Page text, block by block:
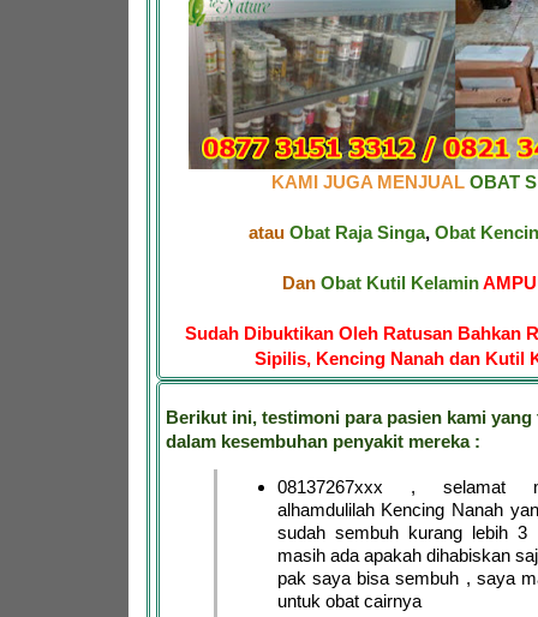
KAMI JUGA MENJUAL OBAT
atau Obat Raja Singa, Obat
Dan Obat Kutil Kelamin
Sudah Dibuktikan Oleh Ratusan Bahkan
Sipilis, Kencing Nanah dan Kutil
Berikut ini, testimoni para pasien kami yang
dalam kesembuhan penyakit mereka :
08137267xxx , selamat
alhamdulilah Kencing Nanah
sudah sembuh kurang lebih 3
masih ada apakah dihabiskan
pak saya bisa sembuh , saya
untuk obat cairnya